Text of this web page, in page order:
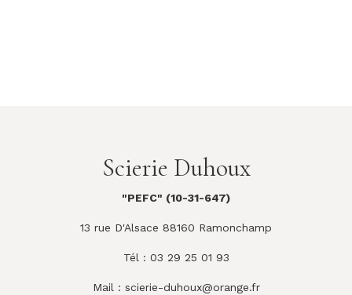
Scierie Duhoux
"PEFC" (10-31-647)
13 rue D'Alsace 88160 Ramonchamp
Tél : 03 29 25 01 93
Mail : scierie-duhoux@orange.fr